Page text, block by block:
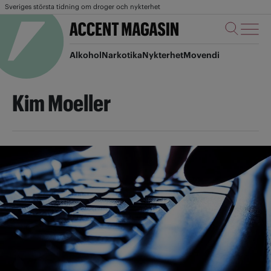
Sveriges största tidning om droger och nykterhet
AlkoholNarkotikaNykterhetMovendi
Kim Moeller